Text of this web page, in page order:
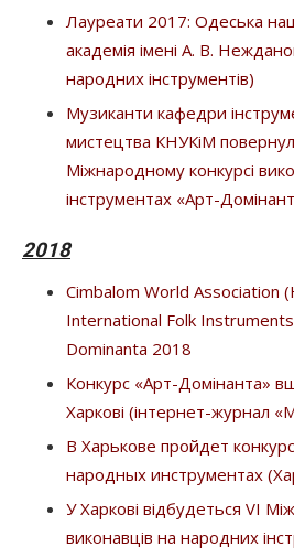
Лауреати 2017: Одеська
академія імені А. В.
народних інструментів)
Музиканти кафедри
мистецтва КНУКіМ
Міжнародному конкурсі
інструментах «Арт-
2018
Cimbalom World Association
International Folk
Dominanta 2018
Конкурс «Арт-Домінанта»
Харкові (інтернет-журнал
В Харькове пройдет
народных инструментах
У Харкові відбудеться VІ
виконавців на народних